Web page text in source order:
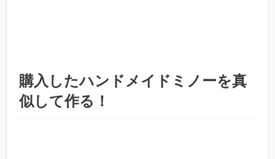
購入したハンドメイドミノーを真
似して作る！